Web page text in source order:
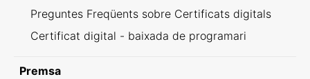
Preguntes Freqüents sobre Certificats digitals
Certificat digital - baixada de programari
Premsa